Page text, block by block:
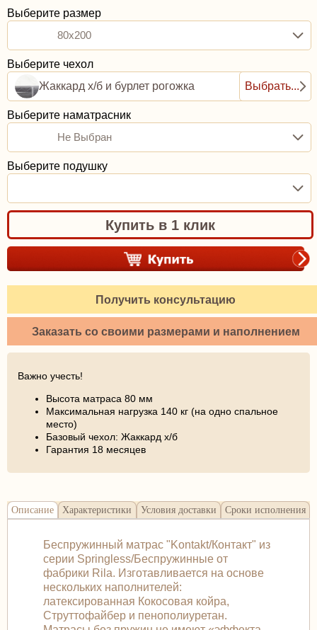
Выберите размер
80x200
Выберите чехол
Жаккард х/б и бурлет рогожка
Выбрать...
Выберите наматрасник
Не Выбран
Выберите подушку
Купить в 1 клик
Получить консультацию
Заказать со своими размерами и наполнением
Важно учесть!
Высота матраса 80 мм
Максимальная нагрузка 140 кг (на одно спальное
место)
Базовый чехол: Жаккард х/б
Гарантия 18 месяцев
Описание Характеристики Условия доставки Сроки исполнения
Беспружинный матрас "Kontakt/Контакт" из
серии Springless/Беспружинные от
фабрики Rila. Изготавливается на основе
нескольких наполнителей:
латексированная Кокосовая койра,
Струттофайбер и пенополиуретан.